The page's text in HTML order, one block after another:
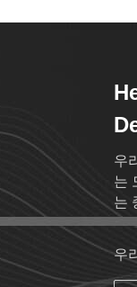
우
는
는
우